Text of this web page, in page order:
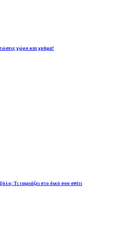
χώρο και χρήμα!
Τι ταιριάζει στο δικό σου σπίτι